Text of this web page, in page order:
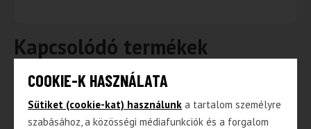
Kapcsolódó termékek
NINCS RAKTÁRON NINCS RAKTÁRON
COOKIE-K HASZNÁLATA
Sütiket (cookie-kat) használunk a tartalom személyre
szabásához, a közösségi médiafunkciók és a forgalom